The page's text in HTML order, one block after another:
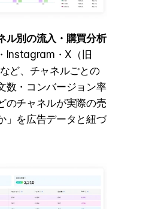
ル別の流入・購買分析
Instagram・X（旧
ど、チャネルごとの
数・コンバージョン率
のチャネルが実際の売
」を広告データと紐づ